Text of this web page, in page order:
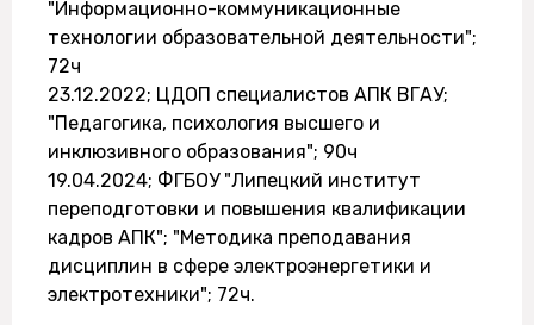
"Информационно-коммуникационные
технологии образовательной деятельности";
72ч
23.12.2022; ЦДОП специалистов АПК ВГАУ;
"Педагогика, психология высшего и
инклюзивного образования"; 90ч
19.04.2024; ФГБОУ "Липецкий институт
переподготовки и повышения квалификации
кадров АПК"; "Методика преподавания
дисциплин в сфере электроэнергетики и
электротехники"; 72ч.